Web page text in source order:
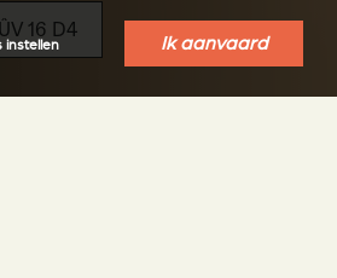
16 D4
instellen Ik aanvaard